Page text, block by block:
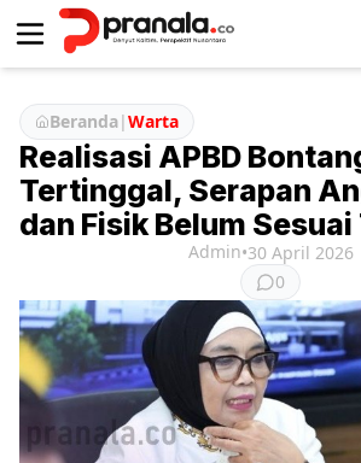
Beranda|Warta
Realisasi APBD
Tertinggal, Serapan
dan Fisik Belum
Admin•30 April 2026
0